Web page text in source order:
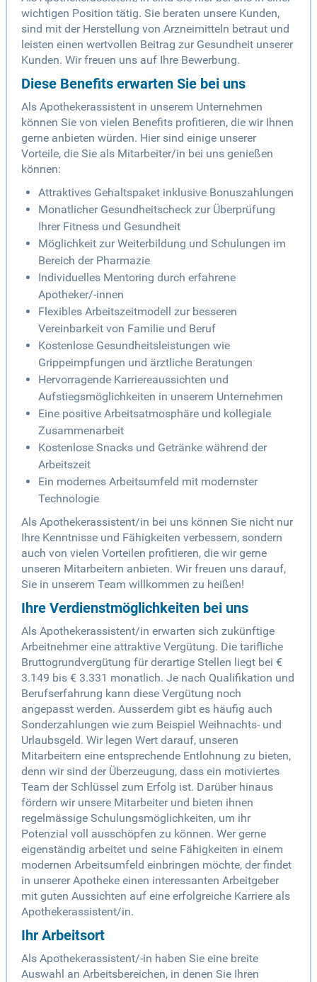
wichtigen Position tätig. Sie beraten unsere Kunden,
sind mit der Herstellung von Arzneimitteln betraut und
leisten einen wertvollen Beitrag zur Gesundheit unserer
Kunden. Wir freuen uns auf Ihre Bewerbung.
Diese Benefits erwarten Sie bei uns
Als Apothekerassistent in unserem Unternehmen
können Sie von vielen Benefits profitieren, die wir Ihnen
gerne anbieten würden. Hier sind einige unserer
Vorteile, die Sie als Mitarbeiter/in bei uns genießen
können:
Attraktives Gehaltspaket inklusive Bonuszahlungen
Monatlicher Gesundheitscheck zur Überprüfung
Ihrer Fitness und Gesundheit
Möglichkeit zur Weiterbildung und Schulungen im
Bereich der Pharmazie
Individuelles Mentoring durch erfahrene
Apotheker/-innen
Flexibles Arbeitszeitmodell zur besseren
Vereinbarkeit von Familie und Beruf
Kostenlose Gesundheitsleistungen wie
Grippeimpfungen und ärztliche Beratungen
Hervorragende Karriereaussichten und
Aufstiegsmöglichkeiten in unserem Unternehmen
Eine positive Arbeitsatmosphäre und kollegiale
Zusammenarbeit
Kostenlose Snacks und Getränke während der
Arbeitszeit
Ein modernes Arbeitsumfeld mit modernster
Technologie
Als Apothekerassistent/in bei uns können Sie nicht nur
Ihre Kenntnisse und Fähigkeiten verbessern, sondern
auch von vielen Vorteilen profitieren, die wir gerne
unseren Mitarbeitern anbieten. Wir freuen uns darauf,
Sie in unserem Team willkommen zu heißen!
Ihre Verdienstmöglichkeiten bei uns
Als Apothekerassistent/in erwarten sich zukünftige
Arbeitnehmer eine attraktive Vergütung. Die tarifliche
Bruttogrundvergütung für derartige Stellen liegt bei €
3.149 bis € 3.331 monatlich. Je nach Qualifikation und
Berufserfahrung kann diese Vergütung noch
angepasst werden. Ausserdem gibt es häufig auch
Sonderzahlungen wie zum Beispiel Weihnachts- und
Urlaubsgeld. Wir legen Wert darauf, unseren
Mitarbeitern eine entsprechende Entlohnung zu bieten,
denn wir sind der Überzeugung, dass ein motiviertes
Team der Schlüssel zum Erfolg ist. Darüber hinaus
fördern wir unsere Mitarbeiter und bieten ihnen
regelmässige Schulungsmöglichkeiten, um ihr
Potenzial voll ausschöpfen zu können. Wer gerne
eigenständig arbeitet und seine Fähigkeiten in einem
modernen Arbeitsumfeld einbringen möchte, der findet
in unserer Apotheke einen interessanten Arbeitgeber
mit guten Aussichten auf eine erfolgreiche Karriere als
Apothekerassistent/in.
Ihr Arbeitsort
Als Apothekerassistent/-in haben Sie eine breite
Auswahl an Arbeitsbereichen, in denen Sie Ihren